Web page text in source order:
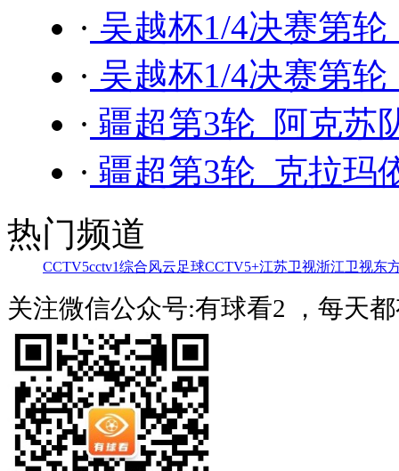
· 吴越杯1/4决赛第
· 吴越杯1/4决赛第
· 疆超第3轮 阿克苏
· 疆超第3轮 克拉玛
热门频道
CCTV5cctv1综合风云足球CCTV5+江苏卫视浙江卫视东
关注微信公众号:有球看2 ，每天